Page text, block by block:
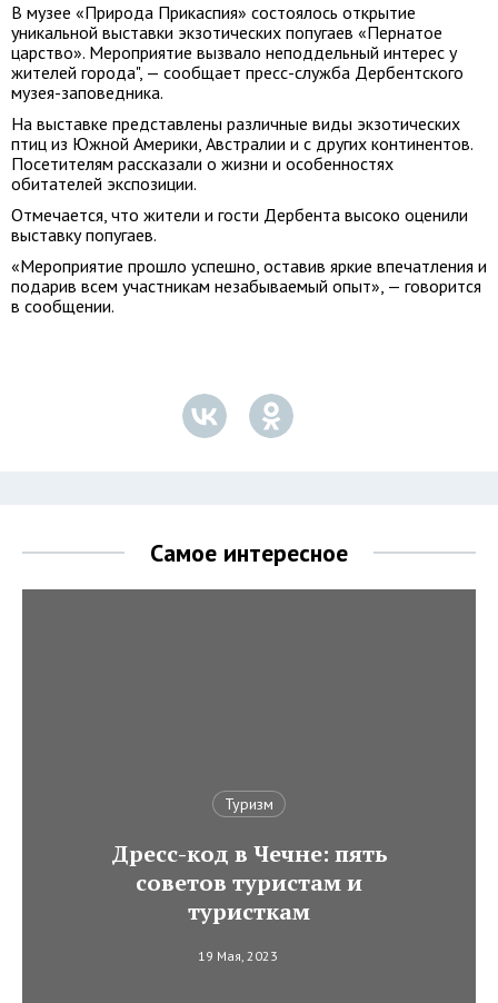
В музее «Природа Прикаспия» состоялось открытие
уникальной выставки экзотических попугаев «Пернатое
царство». Мероприятие вызвало неподдельный интерес у
жителей города", — сообщает пресс-служба Дербентского
музея-заповедника.
На выставке представлены различные виды экзотических
птиц из Южной Америки, Австралии и с других континентов.
Посетителям рассказали о жизни и особенностях
обитателей экспозиции.
Отмечается, что жители и гости Дербента высоко оценили
выставку попугаев.
«Мероприятие прошло успешно, оставив яркие впечатления и
подарив всем участникам незабываемый опыт», — говорится
в сообщении.
Самое интересное
Туризм
Дресс-код в Чечне: пять
советов туристам и
туристкам
19 Мая, 2023